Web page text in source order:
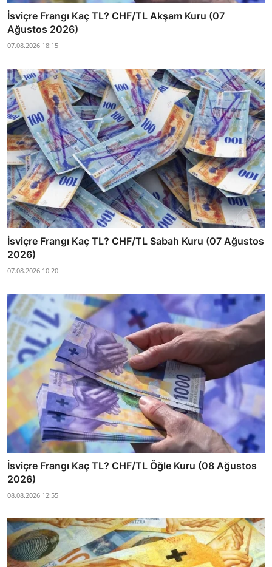
İsviçre Frangı Kaç TL? CHF/TL Akşam Kuru (07
Ağustos 2026)
07.08.2026 18:15
İsviçre Frangı Kaç TL? CHF/TL Sabah Kuru (07 Ağustos
2026)
07.08.2026 10:20
İsviçre Frangı Kaç TL? CHF/TL Öğle Kuru (08 Ağustos
2026)
08.08.2026 12:55